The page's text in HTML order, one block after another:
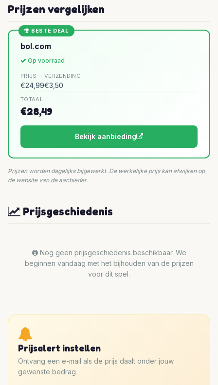
Prijzen vergelijken
BESTE DEAL
bol.com
Op voorraad
PRIJS
€24,99
VERZENDING
€3,50
TOTAAL
€28,49
Bekijk aanbieding
Prijzen worden dagelijks bijgewerkt. De werkelijke prijs kan afwijken op
de website van de aanbieder.
Prijsgeschiedenis
Nog geen prijsgeschiedenis beschikbaar. We
beginnen vandaag met het bijhouden van de prijzen
voor dit spel.
Prijsalert instellen
Ontvang een e-mail als de prijs daalt onder jouw
gewenste bedrag